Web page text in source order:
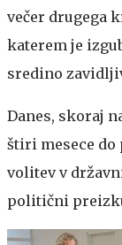
večer drugega
katerem je
sredino
Danes, skoraj
štiri mesece do
volitev v
politični